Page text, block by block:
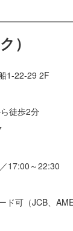
）
1-22-29 2F
徒歩2分
17:00～22:30
ド可（JCB、